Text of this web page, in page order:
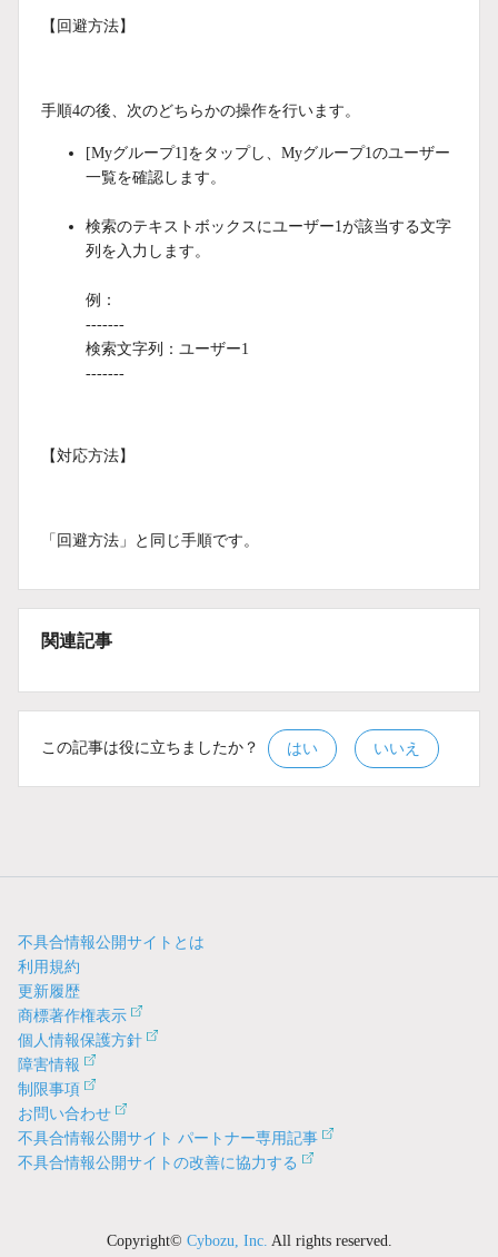
【回避方法】
手順4の後、次のどちらかの操作を行います。
[Myグループ1]をタップし、Myグループ1のユーザー
一覧を確認します。
検索のテキストボックスにユーザー1が該当する文字
列を入力します。
例：
-------
検索文字列：ユーザー1
-------
【対応方法】
「回避方法」と同じ手順です。
関連記事
この記事は役に立ちましたか？ はい いいえ
不具合情報公開サイトとは
利用規約
更新履歴
商標著作権表示
個人情報保護方針
障害情報
制限事項
お問い合わせ
不具合情報公開サイト パートナー専用記事
不具合情報公開サイトの改善に協力する
Copyright© Cybozu, Inc. All rights reserved.